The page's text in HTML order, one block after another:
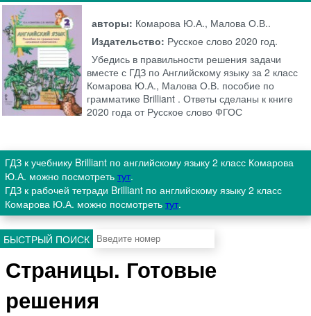
авторы: Комарова Ю.А., Малова О.В..
Издательство: Русское слово 2020 год.
Убедись в правильности решения задачи
вместе с ГДЗ по Английскому языку за 2 класс
Комарова Ю.А., Малова О.В. пособие по
грамматике Brilliant . Ответы сделаны к книге
2020 года от Русское слово ФГОС
ГДЗ к учебнику Brilliant по английскому языку 2 класс Комарова
Ю.А. можно посмотреть тут.
ГДЗ к рабочей тетради Brilliant по английскому языку 2 класс
Комарова Ю.А. можно посмотреть тут.
БЫСТРЫЙ ПОИСК
Страницы. Готовые
решения